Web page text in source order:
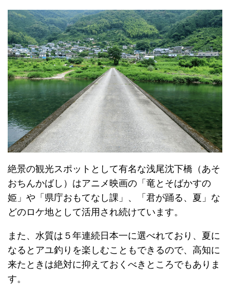
絶景の観光スポットとして有名な浅尾沈下橋（あそ
おちんかばし）はアニメ映画の「竜とそばかすの
姫」や「県庁おもてなし課」、「君が踊る、夏」な
どのロケ地として活用され続けています。
また、水質は５年連続日本一に選べれており、夏に
なるとアユ釣りを楽しむこともできるので、高知に
来たときは絶対に抑えておくべきところでもありま
す。